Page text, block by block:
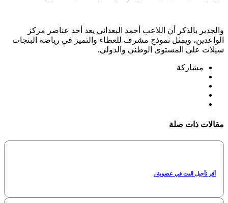
والجدير بالذكر أن اللاعب أحمد البعداني يعد أحد عناصر مركز
الواعدين، ويمثل نموذج مشرف للعطاء والتميز في رياضة البنجات
سيلات على المستوى الوطني والدولي.
مشاركة
مقالات ذات صلة
أقر تأجيل البت في عضوية..